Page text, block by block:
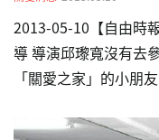
2013-05-10【自由時
導 導演邱瓈寬沒有去
「關愛之家」的小朋
文化部酒會引起網友